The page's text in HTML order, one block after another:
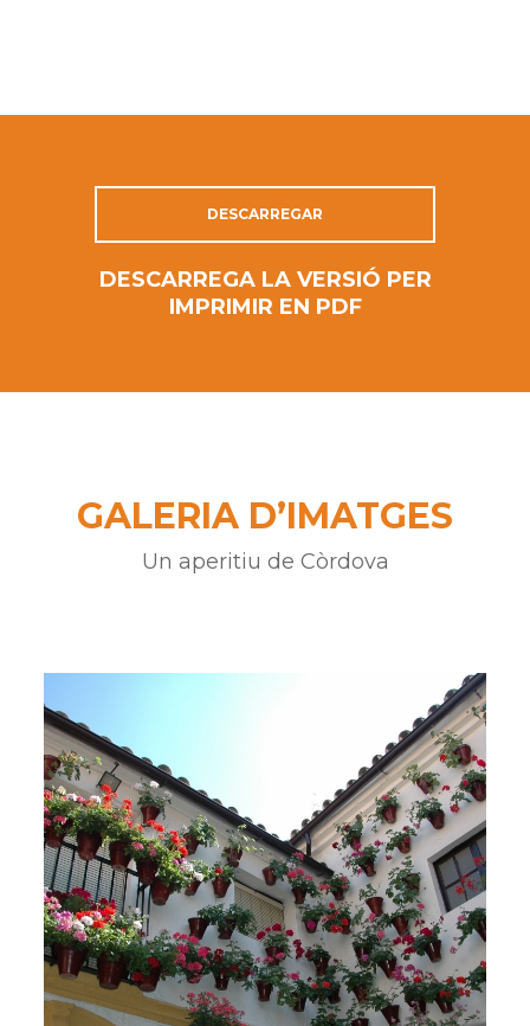
DESCARREGAR
DESCARREGA LA VERSIÓ PER
IMPRIMIR EN PDF
GALERIA D’IMATGES
Un aperitiu de Còrdova